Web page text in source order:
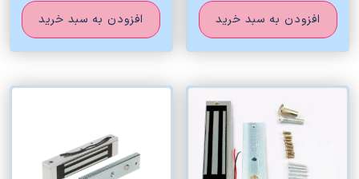
افزودن به سبد خرید افزودن به سبد خرید